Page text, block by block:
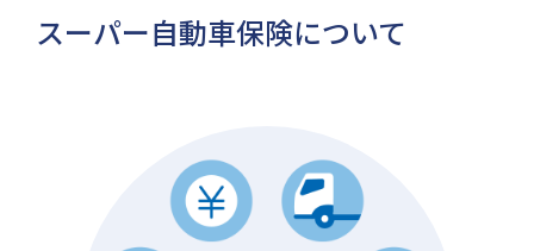
スーパー自動車保険について